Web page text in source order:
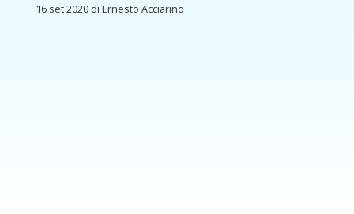
16 set 2020 di Ernesto Acciarino